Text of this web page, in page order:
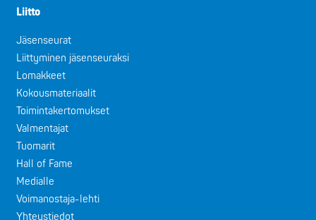
Liitto
Jäsenseurat
Liittyminen jäsenseuraksi
Lomakkeet
Kokousmateriaalit
Toimintakertomukset
Valmentajat
Tuomarit
Hall of Fame
Medialle
Voimanostaja-lehti
Yhteystiedot